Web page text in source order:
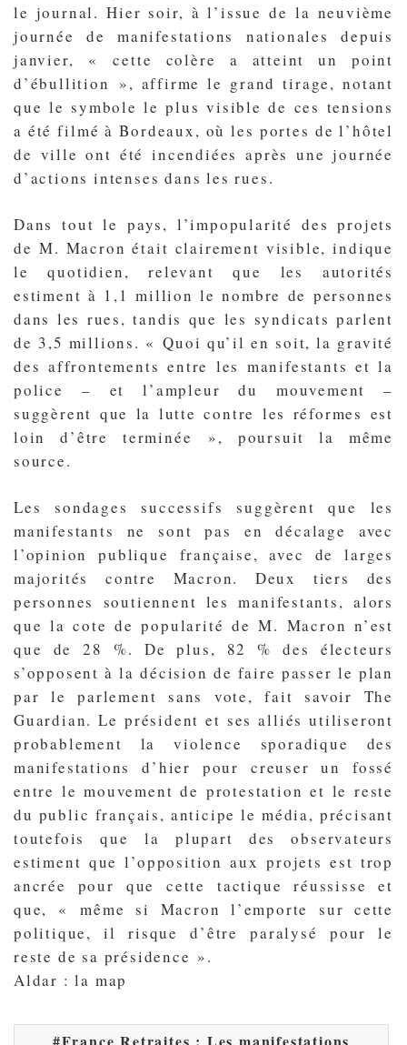
le journal. Hier soir, à l’issue de la neuvième
journée de manifestations nationales depuis
janvier, « cette colère a atteint un point
d’ébullition », affirme le grand tirage, notant
que le symbole le plus visible de ces tensions
a été filmé à Bordeaux, où les portes de l’hôtel
de ville ont été incendiées après une journée
d’actions intenses dans les rues.
Dans tout le pays, l’impopularité des projets
de M. Macron était clairement visible, indique
le quotidien, relevant que les autorités
estiment à 1,1 million le nombre de personnes
dans les rues, tandis que les syndicats parlent
de 3,5 millions. « Quoi qu’il en soit, la gravité
des affrontements entre les manifestants et la
police – et l’ampleur du mouvement –
suggèrent que la lutte contre les réformes est
loin d’être terminée », poursuit la même
source.
Les sondages successifs suggèrent que les
manifestants ne sont pas en décalage avec
l’opinion publique française, avec de larges
majorités contre Macron. Deux tiers des
personnes soutiennent les manifestants, alors
que la cote de popularité de M. Macron n’est
que de 28 %. De plus, 82 % des électeurs
s’opposent à la décision de faire passer le plan
par le parlement sans vote, fait savoir The
Guardian. Le président et ses alliés utiliseront
probablement la violence sporadique des
manifestations d’hier pour creuser un fossé
entre le mouvement de protestation et le reste
du public français, anticipe le média, précisant
toutefois que la plupart des observateurs
estiment que l’opposition aux projets est trop
ancrée pour que cette tactique réussisse et
que, « même si Macron l’emporte sur cette
politique, il risque d’être paralysé pour le
reste de sa présidence ».
Aldar : la map
France Retraites : Les manifestations